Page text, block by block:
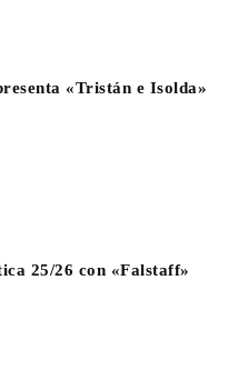
«Tristán e Isolda»
25/26 con «Falstaff»